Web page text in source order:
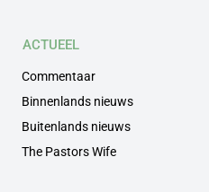
ACTUEEL
Commentaar
Binnenlands nieuws
Buitenlands nieuws
The Pastors Wife